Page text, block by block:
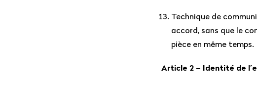
Technique de
accord, sans que le
pièce en même temps.
Article 2 – Identité de